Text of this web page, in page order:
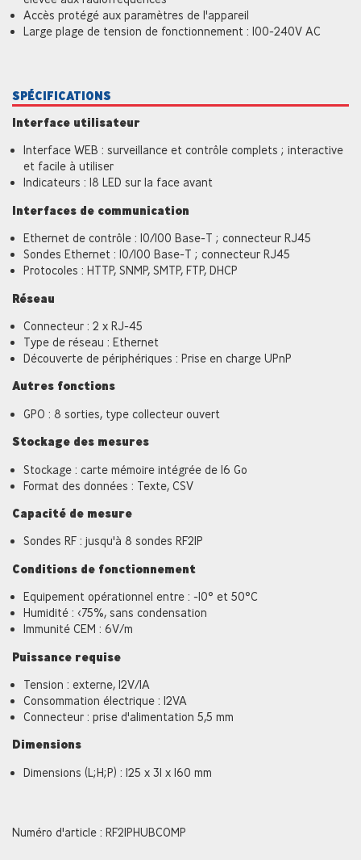
Accès protégé aux paramètres de l'appareil
Large plage de tension de fonctionnement : 100-240V AC
SPÉCIFICATIONS
Interface utilisateur
Interface WEB : surveillance et contrôle complets ; interactive
et facile à utiliser
Indicateurs : 18 LED sur la face avant
Interfaces de communication
Ethernet de contrôle : 10/100 Base-T ; connecteur RJ45
Sondes Ethernet : 10/100 Base-T ; connecteur RJ45
Protocoles : HTTP, SNMP, SMTP, FTP, DHCP
Réseau
Connecteur : 2 x RJ-45
Type de réseau : Ethernet
Découverte de périphériques : Prise en charge UPnP
Autres fonctions
GPO : 8 sorties, type collecteur ouvert
Stockage des mesures
Stockage : carte mémoire intégrée de 16 Go
Format des données : Texte, CSV
Capacité de mesure
Sondes RF : jusqu'à 8 sondes RF2IP
Conditions de fonctionnement
Equipement opérationnel entre : -10° et 50°C
Humidité : <75%, sans condensation
Immunité CEM : 6V/m
Puissance requise
Tension : externe, 12V/1A
Consommation électrique : 12VA
Connecteur : prise d'alimentation 5,5 mm
Dimensions
Dimensions (L;H;P) : 125 x 31 x 160 mm
Numéro d'article : RF2IPHUBCOMP